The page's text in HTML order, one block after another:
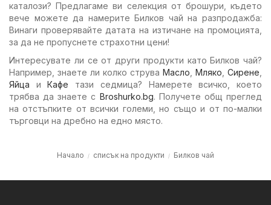
каталози? Предлагаме ви селекция от брошури, където
вече можете да намерите Билков чай на разпродажба:
Винаги проверявайте датата на изтичане на промоцията,
за да не пропуснете страхотни цени!
Интересувате ли се от други продукти като Билков чай?
Например, знаете ли колко струва Масло Мляко Сирене
Яйца иКафе тази седмица? Намерете всичко, което
трябва да знаете с Broshurko.bg. Получете общ преглед
на отстъпките от всички големи, но също и от по-малки
търговци на дребно на едно място.
Начало списък на продукти Билков чай